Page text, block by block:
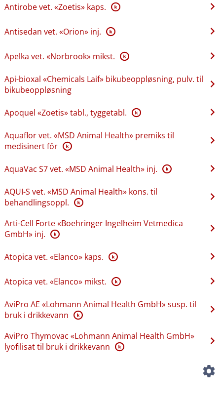
Antirobe vet. «Zoetis» kaps. K
Antisedan vet. «Orion» inj. K
Apelka vet. «Norbrook» mikst. K
Api-bioxal «Chemicals Laif» bikubeoppløsning, pulv. til
bikubeoppløsning
Apoquel «Zoetis» tabl., tyggetabl. K
Aquaflor vet. «MSD Animal Health» premiks til
medisinert fôr K
AquaVac S7 vet. «MSD Animal Health» inj. K
AQUI-S vet. «MSD Animal Health» kons. til
behandlingsoppl. K
Arti-Cell Forte «Boehringer Ingelheim Vetmedica
GmbH» inj. K
Atopica vet. «Elanco» kaps. K
Atopica vet. «Elanco» mikst. K
AviPro AE «Lohmann Animal Health GmbH» susp. til
bruk i drikkevann K
AviPro Thymovac «Lohmann Animal Health GmbH»
lyofilisat til bruk i drikkevann K